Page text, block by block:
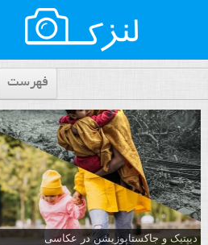
فهرست
دیپتیک و جاکستا‌پوزیشن در عکاسی